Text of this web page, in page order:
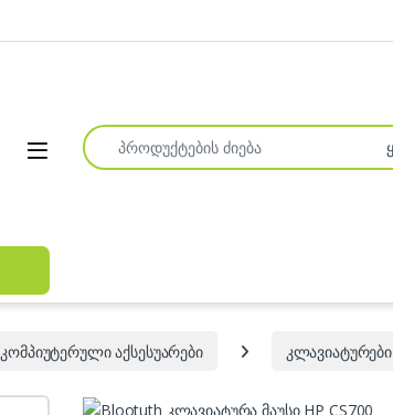
Open
Search for:
კომპიუტერული აქსესუარები კლავიატურები